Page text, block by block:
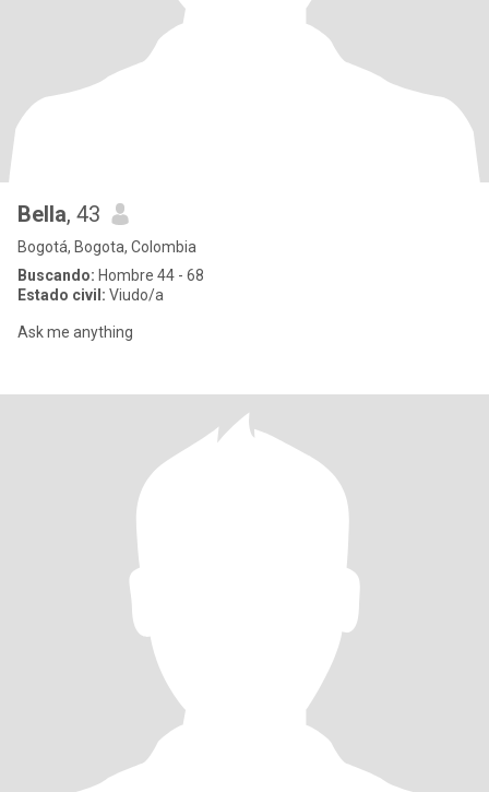
Bella, 43
Bogotá, Bogota, Colombia
Buscando: Hombre 44 - 68
Estado civil: Viudo/a
Ask me anything